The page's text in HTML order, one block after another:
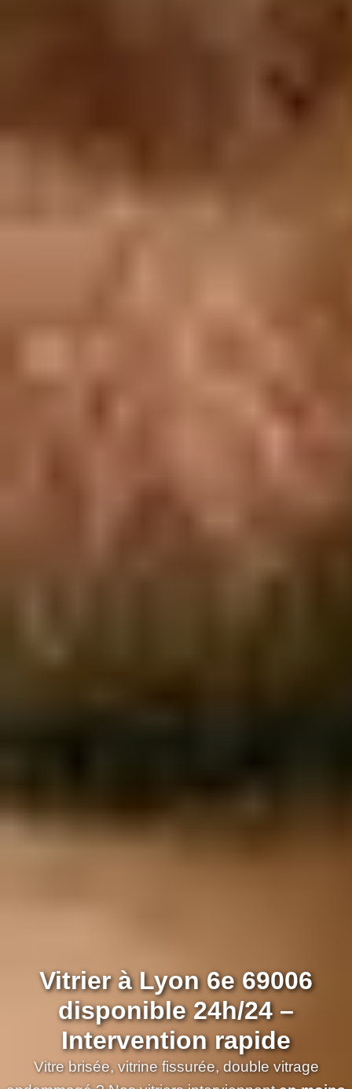
Vitrier à Lyon 6e 69006
disponible 24h/24 –
Intervention rapide
Vitre brisée, vitrine fissurée, double vitrage